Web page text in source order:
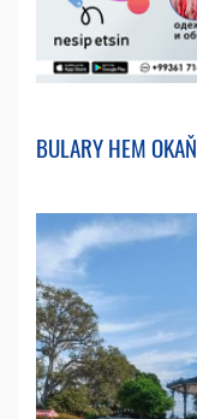
BULARY HEM OKAŇ